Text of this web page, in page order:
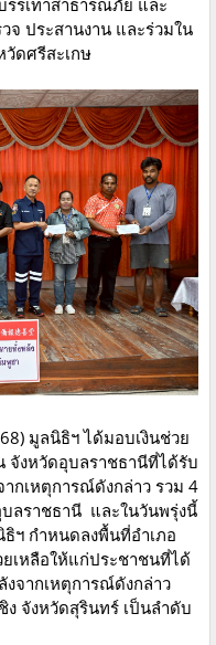
รเทาสาธารณภัย และ
จ ประสานงาน และร่วมใน
ดศรีสะเกษ
มูลนิธิฯ ได้มอบเงินช่วย
จังหวัดอุบลราชธานีที่ได้รับ
กเหตุการณ์ดังกล่าว รวม 4
ลราชธานี และในวันพรุ่งนี้
ฯ กำหนดลงพื้นที่อำเภอ
ยเหลือให้แก่ประชาชนที่ได้
จากเหตุการณ์ดังกล่าว
ง จังหวัดสุรินทร์ เป็นลำดับ